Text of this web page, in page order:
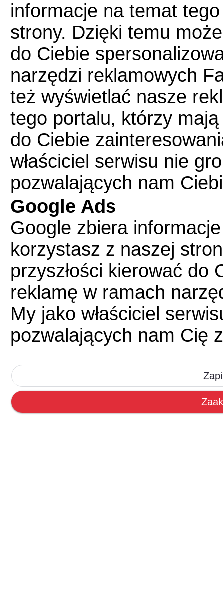
informacje na temat
strony. Dzięki temu
do Ciebie
narzędzi reklamowych
też wyświetlać nasze
tego portalu, którzy
do Ciebie
właściciel serwisu nie
pozwalających nam
Google Ads
Google zbiera
korzystasz z naszej
przyszłości kierować do
reklamę w ramach
My jako właściciel
pozwalających nam Cię